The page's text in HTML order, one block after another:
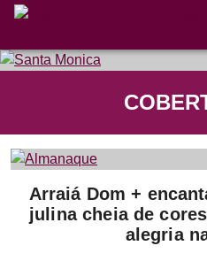
Arraiá Dom +
julina cheia de
alegria